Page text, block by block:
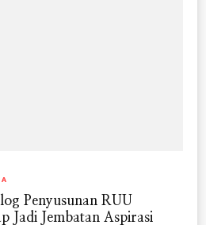
Penyusunan RUU
Jadi Jembatan Aspirasi